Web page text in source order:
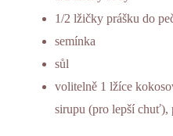
1/2 lžičky prášku do
semínka
sůl
volitelně 1 lžíce
sirupu (pro lepší chuť),